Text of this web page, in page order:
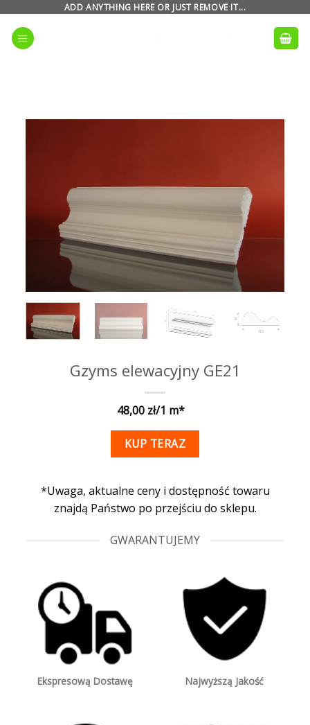
content
ADD ANYTHING HERE OR JUST REMOVE IT...
NAELEWACJE.PL
Gzyms elewacyjny GE21
48,00
KUP TERAZ
*Uwaga, aktualne ceny i dostępność towaru
znajdą Państwo po przejściu do sklepu.
GWARANTUJEMY
Ekspresową Dostawę Najwyższą Jakość